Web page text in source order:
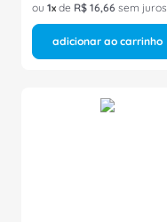
ou 1 de R$ 16,66 sem juros
adicionar ao carrinho